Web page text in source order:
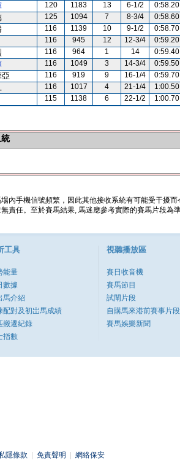
120 1183 13 6-1/2 0:58.20
125 1094 7 8-3/4 0:58.60
116 1139 10 9-1/2 0:58.70
116 945 12 12-3/4 0:59.20
116 964 1 14 0:59.40
116 1049 3 14-3/4 0:59.50
116 919 9 16-1/4 0:59.70
116 1017 4 21-1/4 1:00.50
115 1138 6 22-1/2 1:00.70
內手機信號頻繁，因此其他接收系統有可能受干擾而
責任。至於賽馬結果, 馬迷應參考實際的賽馬片段為準
工具
能量
數據
馬介紹
配對及初岀馬成績
搬遷紀錄
指數
視聽播放區
賽日收音機
賽馬節目
試閘片段
自購馬來港前賽事片段
賽馬娛樂新聞
隱條款 免責聲明 網絡保安